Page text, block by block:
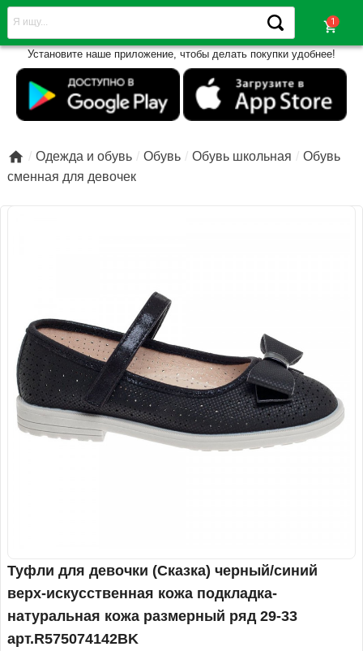
shopping_cart
Установите наше приложение, чтобы делать покупки удобнее!
 Одежда и обувь Обувь Обувь школьная
Обувь
сменная для девочек
Туфли для девочки (Сказка) черный/синий
верх-искусственная кожа подкладка-
натуральная кожа размерный ряд 29-33
арт.R575074142BK